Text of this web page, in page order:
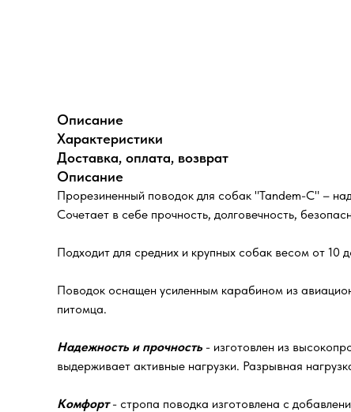
Описание
Характеристики
Доставка, оплата, возврат
Описание
Прорезиненный поводок для собак "Tandem-C" –
Сочетает в себе прочность, долговечность,
Подходит для средних и крупных собак весом от 10
Поводок оснащен усиленным карабином из
питомца.
Надежность и прочность - изготовлен из
выдерживает активные нагрузки. Разрывная
Комфорт- стропа поводка изготовлена с